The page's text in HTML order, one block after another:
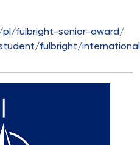
fulbright-senior-award/
fulbright/